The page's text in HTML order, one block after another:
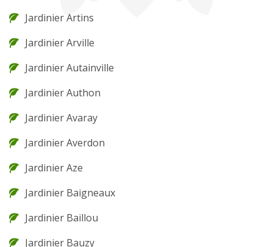
Jardinier Artins
Jardinier Arville
Jardinier Autainville
Jardinier Authon
Jardinier Avaray
Jardinier Averdon
Jardinier Aze
Jardinier Baigneaux
Jardinier Baillou
Jardinier Bauzy